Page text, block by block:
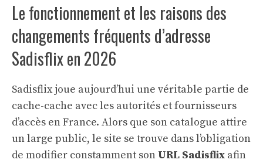
Le fonctionnement et les raisons des
changements fréquents d’adresse
Sadisflix en 2026
Sadisflix joue aujourd’hui une véritable partie de
cache-cache avec les autorités et fournisseurs
d’accès en France. Alors que son catalogue attire
un large public, le site se trouve dans l’obligation
de modifier constamment son URL Sadisflix afin